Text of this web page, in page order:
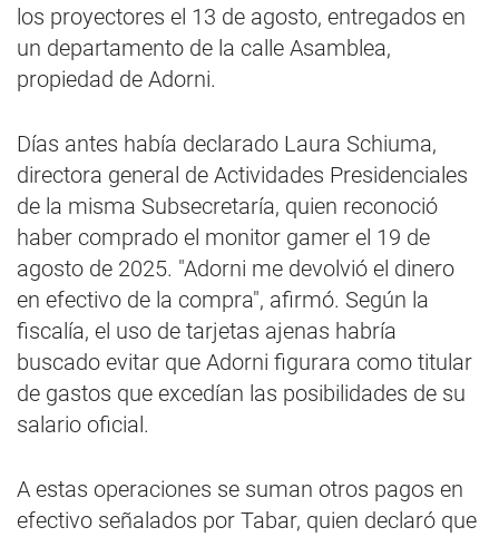
los proyectores el 13 de agosto, entregados en
un departamento de la calle Asamblea,
propiedad de Adorni.
Días antes había declarado Laura Schiuma,
directora general de Actividades Presidenciales
de la misma Subsecretaría, quien reconoció
haber comprado el monitor gamer el 19 de
agosto de 2025. "Adorni me devolvió el dinero
en efectivo de la compra", afirmó. Según la
fiscalía, el uso de tarjetas ajenas habría
buscado evitar que Adorni figurara como titular
de gastos que excedían las posibilidades de su
salario oficial.
A estas operaciones se suman otros pagos en
efectivo señalados por Tabar, quien declaró que